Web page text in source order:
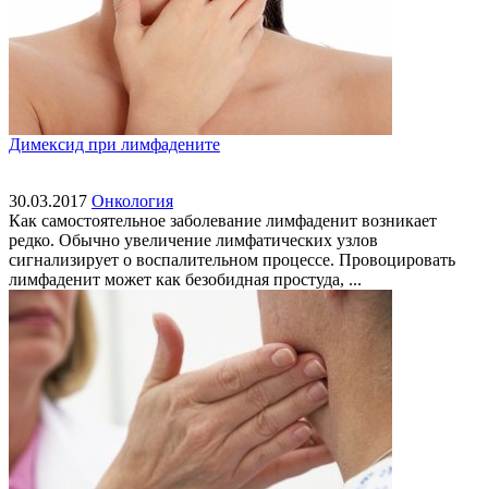
Димексид при лимфадените
30.03.2017 Онкология
Как самостоятельное заболевание лимфаденит возникает
редко. Обычно увеличение лимфатических узлов
сигнализирует о воспалительном процессе. Провоцировать
лимфаденит может как безобидная простуда, ...